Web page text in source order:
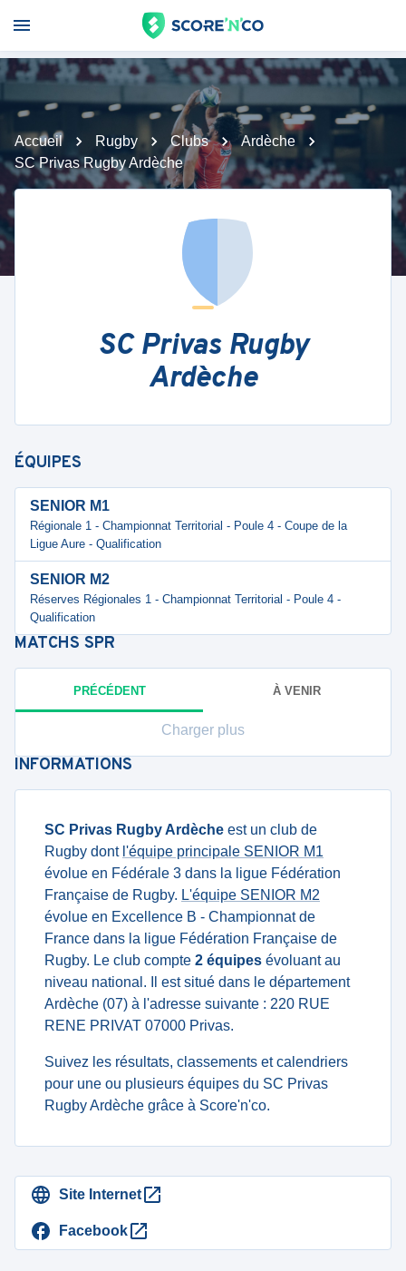
Accueil Rugby Clubs
Ardèche
SC Privas Rugby Ardèche
SC Privas Rugby
Ardèche
ÉQUIPES
SENIOR M1
Régionale 1 - Championnat Territorial - Poule 4 - Coupe de la
Ligue Aure - Qualification
SENIOR M2
Réserves Régionales 1 - Championnat Territorial - Poule 4 -
Qualification
MATCHS SPR
PRÉCÉDENT À VENIR
Charger plus
INFORMATIONS
SC Privas Rugby Ardèche est un club de
Rugby dont l'équipe principale SENIOR M1
évolue en Fédérale 3 dans la ligue Fédération
Française de Rugby. L'équipe SENIOR M2
évolue en Excellence B - Championnat de
France dans la ligue Fédération Française de
Rugby. Le club compte 2 équipes évoluant au
niveau national. Il est situé dans le département
Ardèche (07) à l'adresse suivante : 220 RUE
RENE PRIVAT 07000 Privas.
Suivez les résultats, classements et calendriers
pour une ou plusieurs équipes du SC Privas
Rugby Ardèche grâce à Score'n'co.
Site Internet
Facebook